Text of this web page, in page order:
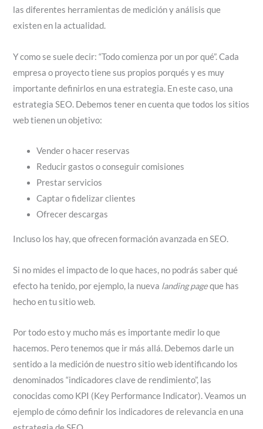
las diferentes herramientas de medición y análisis que
existen en la actualidad.
Y como se suele decir: “Todo comienza por un por qué”. Cada
empresa o proyecto tiene sus propios porqués y es muy
importante definirlos en una estrategia. En este caso, una
estrategia SEO. Debemos tener en cuenta que todos los sitios
web tienen un objetivo:
Vender o hacer reservas
Reducir gastos o conseguir comisiones
Prestar servicios
Captar o fidelizar clientes
Ofrecer descargas
Incluso los hay, que ofrecen formación avanzada en SEO.
Si no mides el impacto de lo que haces, no podrás saber qué
efecto ha tenido, por ejemplo, la nueva landing pageque has
hecho en tu sitio web.
Por todo esto y mucho más es importante medir lo que
hacemos. Pero tenemos que ir más allá. Debemos darle un
sentido a la medición de nuestro sitio web identificando los
denominados “indicadores clave de rendimiento”, las
conocidas como KPI (Key Performance Indicator). Veamos un
ejemplo de cómo definir los indicadores de relevancia en una